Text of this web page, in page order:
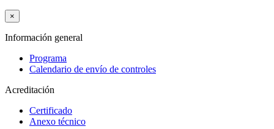
×
Información general
Programa
Calendario de envío de controles
Acreditación
Certificado
Anexo técnico